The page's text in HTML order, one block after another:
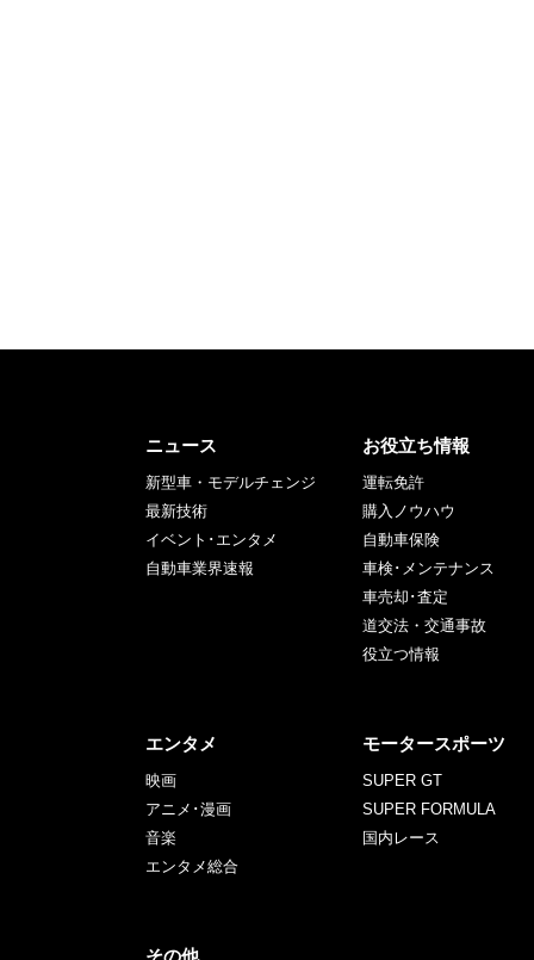
ニュース
新型車・モデルチェンジ
最新技術
イベント･エンタメ
自動車業界速報
お役立ち情報
運転免許
購入ノウハウ
自動車保険
車検･メンテナンス
車売却･査定
道交法・交通事故
役立つ情報
エンタメ
映画
アニメ･漫画
音楽
エンタメ総合
モータースポーツ
SUPER GT
SUPER FORMULA
国内レース